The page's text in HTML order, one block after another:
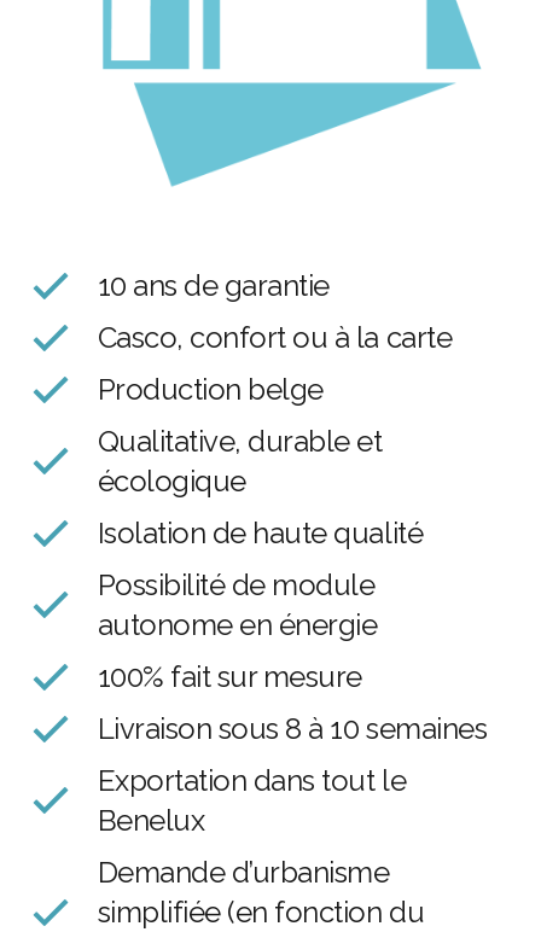
10 ans de garantie
Casco, confort ou à la carte
Production belge
Qualitative, durable et
écologique
Isolation de haute qualité
Possibilité de module
autonome en énergie
100% fait sur mesure
Livraison sous 8 à 10 semaines
Exportation dans tout le
Benelux
Demande d’urbanisme
simplifiée (en fonction du